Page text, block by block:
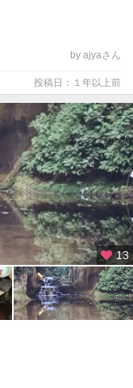
by ajyaさん
投稿日：１年以上前
13